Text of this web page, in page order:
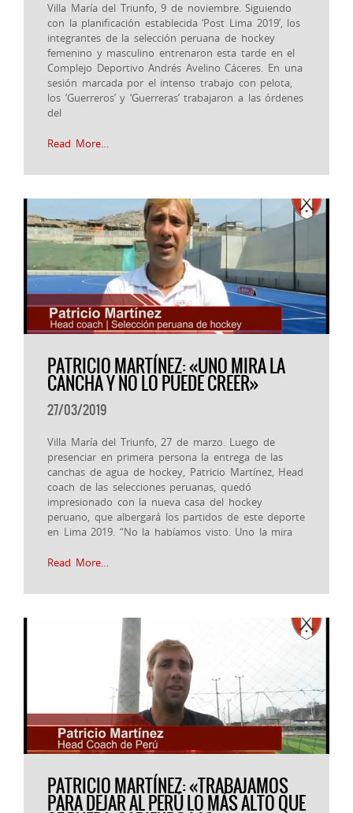
Villa María del Triunfo, 9 de noviembre. Siguiendo
con la planificación establecida ‘Post Lima 2019’, los
integrantes de la selección peruana de hockey
femenino y masculino entrenaron esta tarde en el
Complejo Deportivo Andrés Avelino Cáceres. En una
sesión marcada por el intenso trabajo con pelota,
los ‘Guerreros’ y ‘Guerreras’ trabajaron a las órdenes
del
Read More…
PATRICIO MARTÍNEZ: «UNO MIRA LA
CANCHA Y NO LO PUEDE CREER»
27/03/2019
Villa María del Triunfo, 27 de marzo. Luego de
presenciar en primera persona la entrega de las
canchas de agua de hockey, Patricio Martínez, Head
coach de las selecciones peruanas, quedó
impresionado con la nueva casa del hockey
peruano, que albergará los partidos de este deporte
en Lima 2019. “No la habíamos visto. Uno la mira
Read More…
PATRICIO MARTÍNEZ: «TRABAJAMOS
PARA DEJAR AL PERÚ LO MÁS ALTO QUE